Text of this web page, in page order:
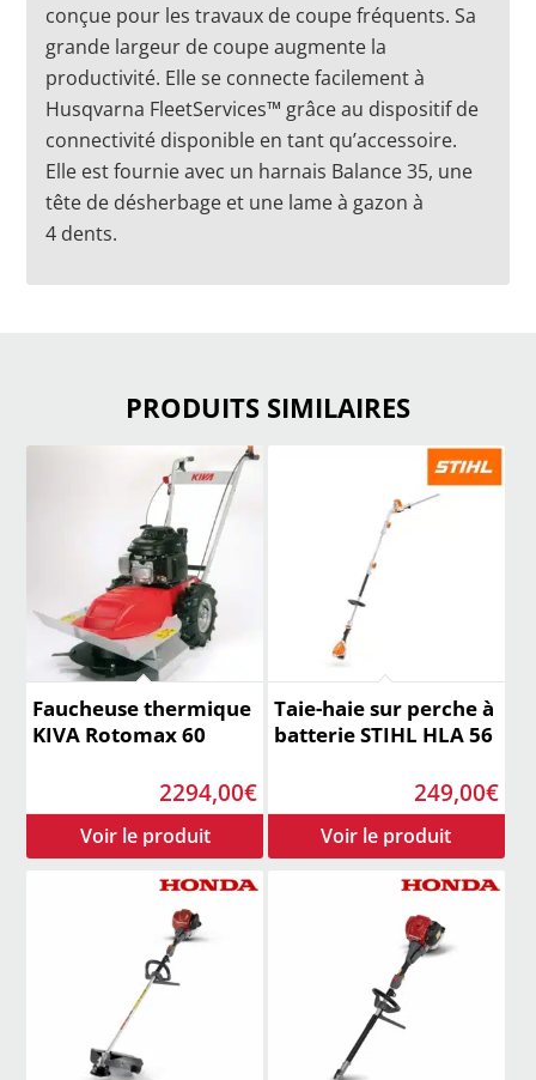
conçue pour les travaux de coupe fréquents. Sa
grande largeur de coupe augmente la
productivité. Elle se connecte facilement à
Husqvarna FleetServices™ grâce au dispositif de
connectivité disponible en tant qu’accessoire.
Elle est fournie avec un harnais Balance 35, une
tête de désherbage et une lame à gazon à
4 dents.
PRODUITS SIMILAIRES
Faucheuse thermique
KIVA Rotomax 60
2294,00€
Taie-haie sur perche à
batterie STIHL HLA 56
249,00€